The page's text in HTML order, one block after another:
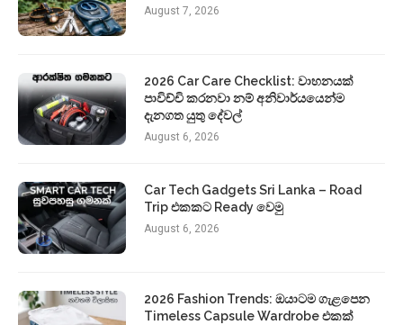
August 7, 2026
2026 Car Care Checklist: වාහනයක්
පාවිච්චි කරනවා නම් අනිවාර්යයෙන්ම
දැනගත යුතු දේවල්
August 6, 2026
Car Tech Gadgets Sri Lanka – Road
Trip එකකට Ready වෙමු
August 6, 2026
2026 Fashion Trends: ඔයාටම ගැළපෙන
Timeless Capsule Wardrobe එකක්